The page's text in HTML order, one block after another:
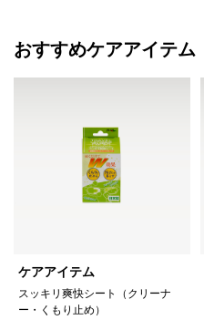
おすすめケアアイテム
ケアアイテム
スッキリ爽快シート（クリーナ
ー・くもり止め）